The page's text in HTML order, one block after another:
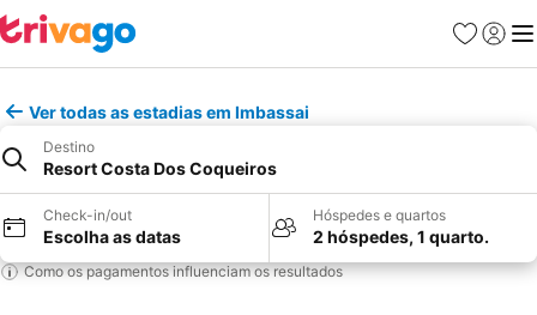
Favoritos
Iniciar
Ver todas as estadias em Imbassai
Destino
Resort Costa Dos Coqueiros
Check-in/out
Escolha as datas
Hóspedes e quartos
2 hóspedes, 1 quarto.
Como os pagamentos influenciam os resultados